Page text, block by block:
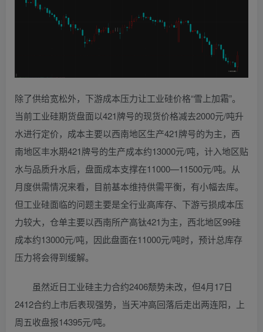
除了供给宽松外，下游成本压力让工业硅价格“雪上加霜”。
当前工业硅期货盘面以421牌号的现货价格减去2000元/吨升
水进行定价，成本主要以西南地区生产421牌号的为主，西
南地区丰水期421牌号的生产成本约13000元/吨，计入地区贴
水与品质升水后，盘面成本支撑在11000—11500元/吨。从
月度供需情况来看，目前基本维持供需平衡，有小幅去库。
但工业硅面临的问题主要是全行业高库存、下游亏损成本压
力较大，仓单主要以西南所产高钛421为主，西北地区99硅
成本约13000元/吨，因此盘面在11000元/吨时，预计总库存
压力将会得到缓解。
虽然近日工业硅主力合约2406颓势未改，但4月17日
2412合约上市后表现强势，当天冲高回落后走出两连阳，上
周五收盘报14395元/吨。